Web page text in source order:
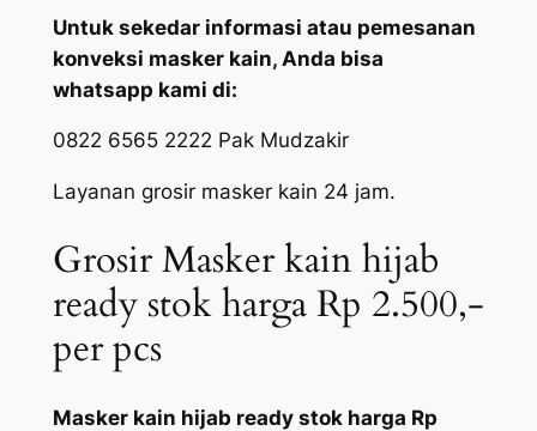
Untuk sekedar informasi atau pemesanan
konveksi masker kain, Anda bisa
whatsapp kami di:
0822 6565 2222 Pak Mudzakir
Layanan grosir masker kain 24 jam.
Grosir Masker kain hijab
ready stok harga Rp 2.500,-
per pcs
Masker kain hijab ready stok harga Rp